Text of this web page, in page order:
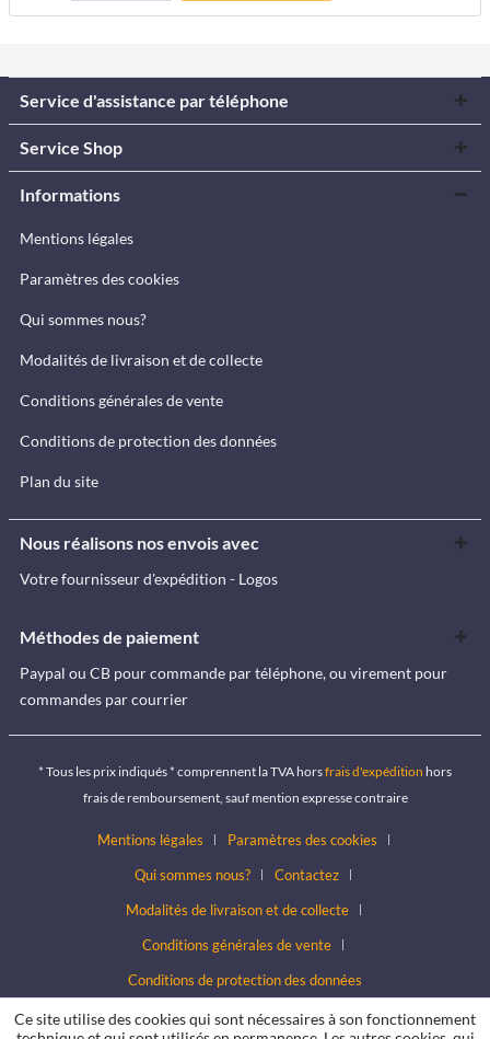
panier
Service d'assistance par téléphone
Service Shop
Informations
Mentions légales
Paramètres des cookies
Qui sommes nous?
Modalités de livraison et de collecte
Conditions générales de vente
Conditions de protection des données
Plan du site
Nous réalisons nos envois avec
Votre fournisseur d'expédition - Logos
Méthodes de paiement
Paypal ou CB pour commande par téléphone, ou virement pour
commandes par courrier
* Tous les prix indiqués * comprennent la TVA horsfrais d'expédition hors
frais de remboursement, sauf mention expresse contraire
Mentions légales
Paramètres des cookies
Qui sommes nous?
Contactez
Modalités de livraison et de collecte
Conditions générales de vente
Conditions de protection des données
Ce site utilise des cookies qui sont nécessaires à son fonctionnement